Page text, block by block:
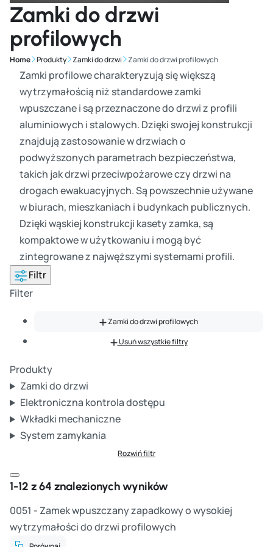
Zamki do drzwi
profilowych
Home Produkty Zamki do drzwi Zamki do drzwi profilowych
Zamki profilowe charakteryzują się większą
wytrzymałością niż standardowe zamki
wpuszczane i są przeznaczone do drzwi z profili
aluminiowych i stalowych. Dzięki swojej konstrukcji
znajdują zastosowanie w drzwiach o
podwyższonych parametrach bezpieczeństwa,
takich jak drzwi przeciwpożarowe czy drzwi na
drogach ewakuacyjnych. Są powszechnie używane
w biurach, mieszkaniach i budynkach publicznych.
Dzięki wąskiej konstrukcji kasety zamka, są
kompaktowe w użytkowaniu i mogą być
zintegrowane z najwęższymi systemami profili.
Filtr
Filter
Zamki do drzwi profilowych
Usuń wszystkie filtry
Produkty
Zamki do drzwi
Elektroniczna kontrola dostępu
Wkładki mechaniczne
System zamykania
Rozwiń filtr
Zamknij okno filtra
1-12 z 64 znalezionych wyników
0051 - Zamek wpuszczany zapadkowy o wysokiej
wytrzymałości do drzwi profilowych